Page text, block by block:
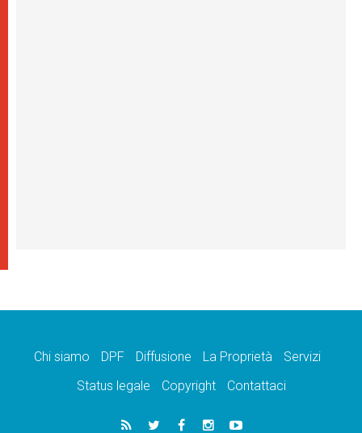
Chi siamo DPF Diffusione La Proprietà
Servizi
Status legale
Copyright Contattaci